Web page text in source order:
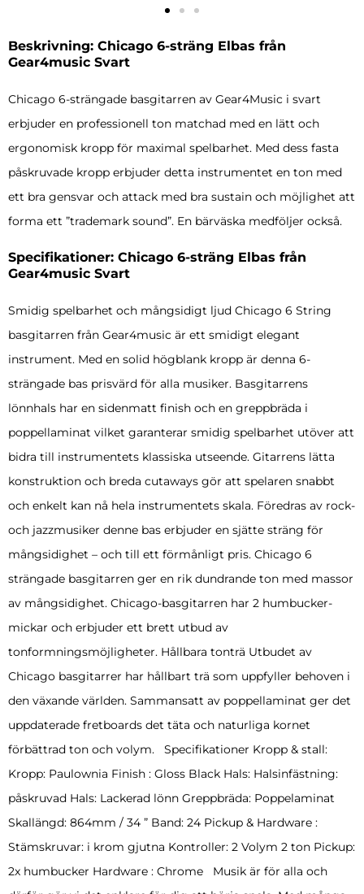
Beskrivning: Chicago 6-sträng Elbas från
Gear4music Svart
Chicago 6-strängade basgitarren av Gear4Music i svart
erbjuder en professionell ton matchad med en lätt och
ergonomisk kropp för maximal spelbarhet. Med dess fasta
påskruvade kropp erbjuder detta instrumentet en ton med
ett bra gensvar och attack med bra sustain och möjlighet att
forma ett ”trademark sound”. En bärväska medföljer också.
Specifikationer: Chicago 6-sträng Elbas från
Gear4music Svart
Smidig spelbarhet och mångsidigt ljud Chicago 6 String
basgitarren från Gear4music är ett smidigt elegant
instrument. Med en solid högblank kropp är denna 6-
strängade bas prisvärd för alla musiker. Basgitarrens
lönnhals har en sidenmatt finish och en greppbräda i
poppellaminat vilket garanterar smidig spelbarhet utöver att
bidra till instrumentets klassiska utseende. Gitarrens lätta
konstruktion och breda cutaways gör att spelaren snabbt
och enkelt kan nå hela instrumentets skala. Föredras av rock-
och jazzmusiker denne bas erbjuder en sjätte sträng för
mångsidighet – och till ett förmånligt pris. Chicago 6
strängade basgitarren ger en rik dundrande ton med massor
av mångsidighet. Chicago-basgitarren har 2 humbucker-
mickar och erbjuder ett brett utbud av
tonformningsmöjligheter. Hållbara tonträ Utbudet av
Chicago basgitarrer har hållbart trä som uppfyller behoven i
den växande världen. Sammansatt av poppellaminat ger det
uppdaterade fretboards det täta och naturliga kornet
förbättrad ton och volym. Specifikationer Kropp & stall:
Kropp: Paulownia Finish : Gloss Black Hals: Halsinfästning:
påskruvad Hals: Lackerad lönn Greppbräda: Poppelaminat
Skallängd: 864mm / 34 ” Band: 24 Pickup & Hardware :
Stämskruvar: i krom gjutna Kontroller: 2 Volym 2 ton Pickup:
2x humbucker Hardware : Chrome Musik är för alla och